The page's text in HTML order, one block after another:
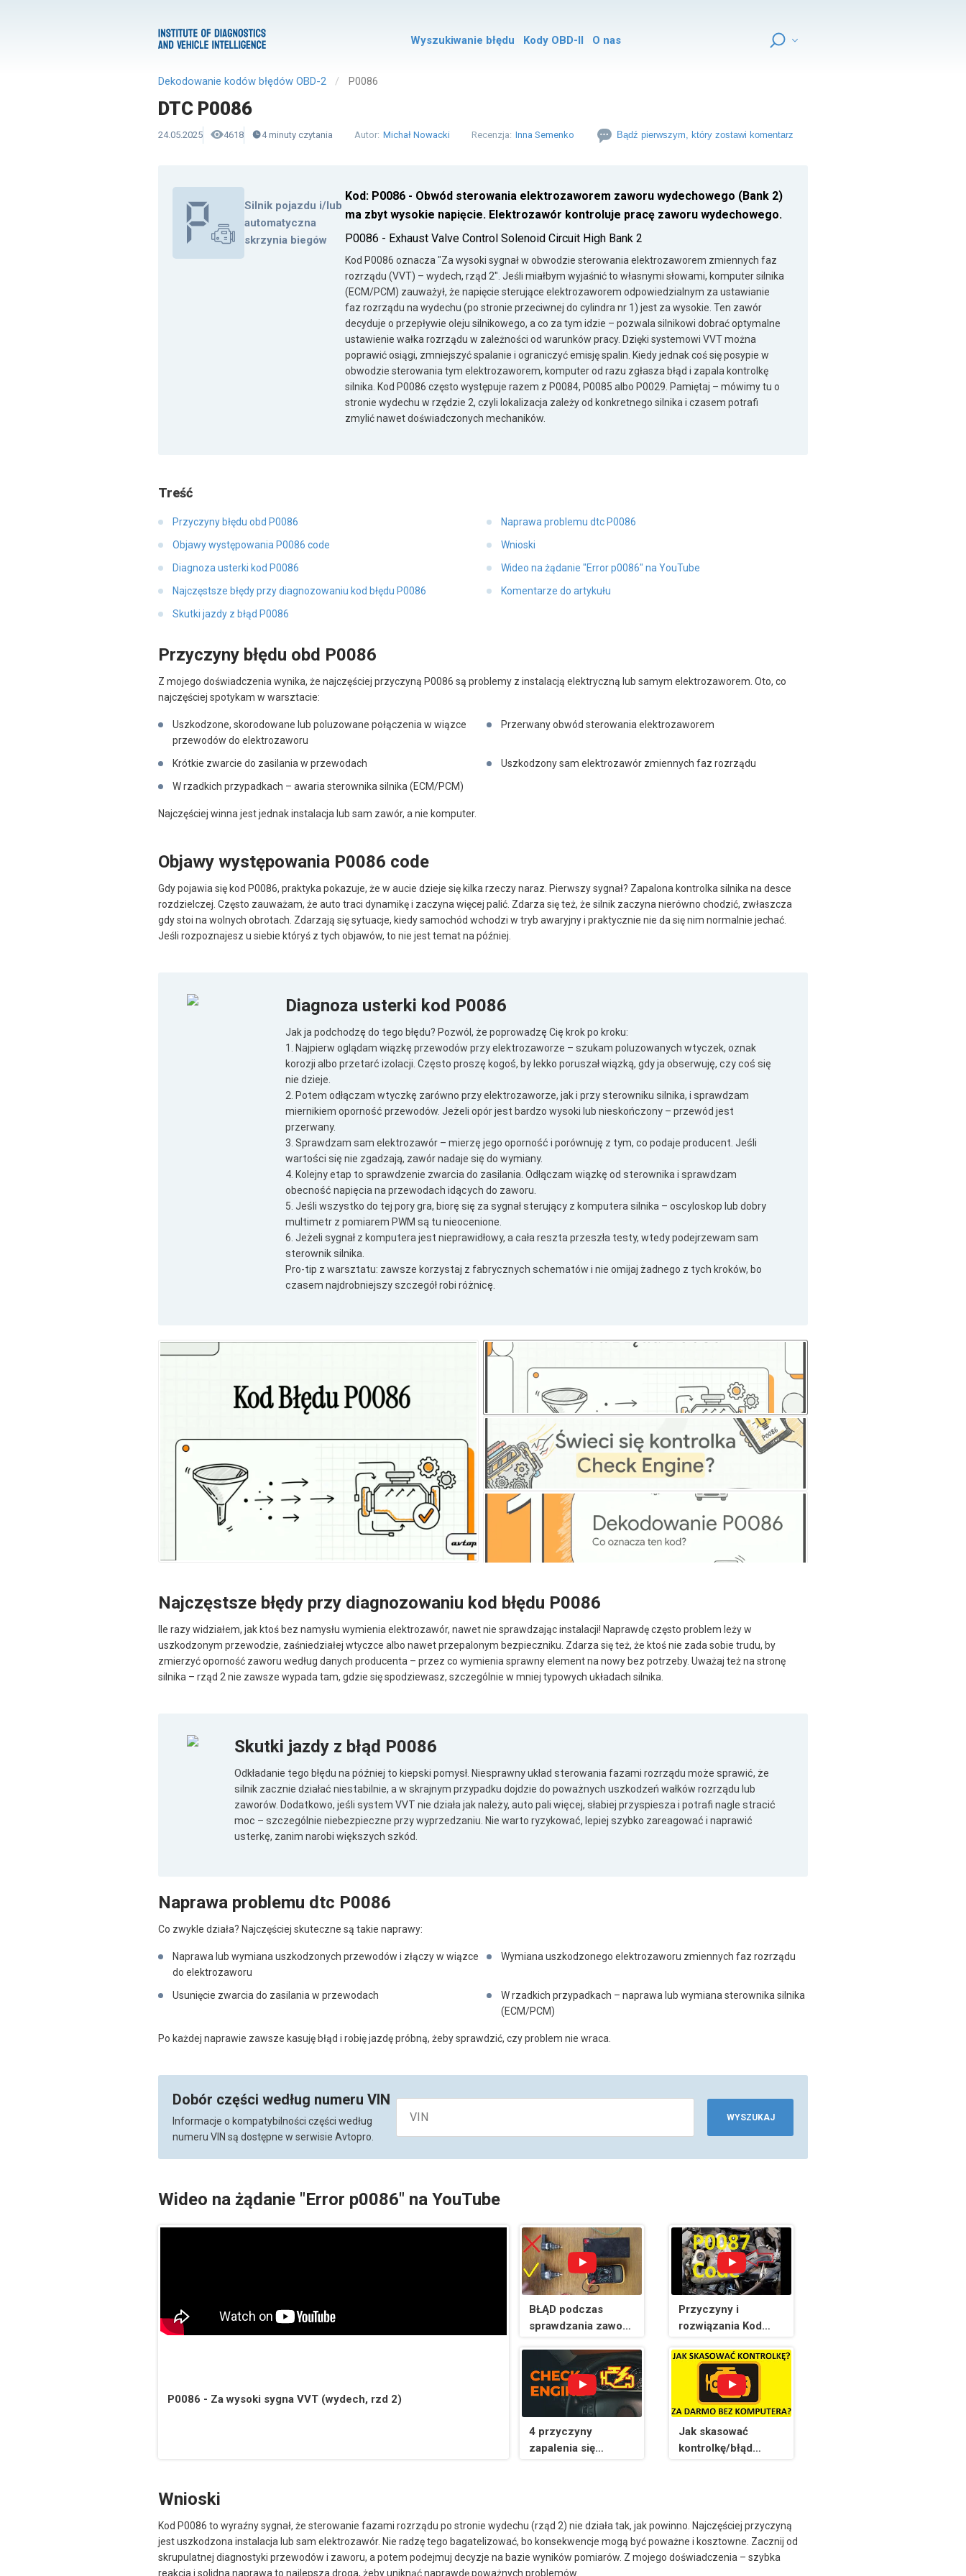
Wyszukiwanie błędu Kody OBD-II O nas
Dekodowanie kodów błędów OBD-2 P0086
DTC P0086
24.05.2025 4618 4 minuty czytania Autor: Michał Nowacki Recenzja: Inna Semenko Bądź pierwszym, który zostawi komentarz
Silnik pojazdu i/lub
automatyczna
skrzynia biegów
Kod: P0086 - Obwód sterowania elektrozaworem zaworu wydechowego (Bank 2)
ma zbyt wysokie napięcie. Elektrozawór kontroluje pracę zaworu wydechowego.
P0086 - Exhaust Valve Control Solenoid Circuit High Bank 2
Kod P0086 oznacza "Za wysoki sygnał w obwodzie sterowania elektrozaworem zmiennych faz
rozrządu (VVT) – wydech, rząd 2". Jeśli miałbym wyjaśnić to własnymi słowami, komputer silnika
(ECM/PCM) zauważył, że napięcie sterujące elektrozaworem odpowiedzialnym za ustawianie
faz rozrządu na wydechu (po stronie przeciwnej do cylindra nr 1) jest za wysokie. Ten zawór
decyduje o przepływie oleju silnikowego, a co za tym idzie – pozwala silnikowi dobrać optymalne
ustawienie wałka rozrządu w zależności od warunków pracy. Dzięki systemowi VVT można
poprawić osiągi, zmniejszyć spalanie i ograniczyć emisję spalin. Kiedy jednak coś się posypie w
obwodzie sterowania tym elektrozaworem, komputer od razu zgłasza błąd i zapala kontrolkę
silnika. Kod P0086 często występuje razem z P0084, P0085 albo P0029. Pamiętaj – mówimy tu o
stronie wydechu w rzędzie 2, czyli lokalizacja zależy od konkretnego silnika i czasem potrafi
zmylić nawet doświadczonych mechaników.
Treść
Przyczyny błędu obd P0086
Objawy występowania P0086 code
Diagnoza usterki kod P0086
Najczęstsze błędy przy diagnozowaniu kod błędu P0086
Skutki jazdy z błąd P0086
Naprawa problemu dtc P0086
Wnioski
Wideo na żądanie "Error p0086" na YouTube
Komentarze do artykułu
Przyczyny błędu obd P0086
Z mojego doświadczenia wynika, że najczęściej przyczyną P0086 są problemy z instalacją elektryczną lub samym elektrozaworem. Oto, co
najczęściej spotykam w warsztacie:
Uszkodzone, skorodowane lub poluzowane połączenia w wiązce
przewodów do elektrozaworu
Przerwany obwód sterowania elektrozaworem
Krótkie zwarcie do zasilania w przewodach
Uszkodzony sam elektrozawór zmiennych faz rozrządu
W rzadkich przypadkach – awaria sterownika silnika (ECM/PCM)
Najczęściej winna jest jednak instalacja lub sam zawór, a nie komputer.
Objawy występowania P0086 code
Gdy pojawia się kod P0086, praktyka pokazuje, że w aucie dzieje się kilka rzeczy naraz. Pierwszy sygnał? Zapalona kontrolka silnika na desce
rozdzielczej. Często zauważam, że auto traci dynamikę i zaczyna więcej palić. Zdarza się też, że silnik zaczyna nierówno chodzić, zwłaszcza
gdy stoi na wolnych obrotach. Zdarzają się sytuacje, kiedy samochód wchodzi w tryb awaryjny i praktycznie nie da się nim normalnie jechać.
Jeśli rozpoznajesz u siebie któryś z tych objawów, to nie jest temat na później.
Diagnoza usterki kod P0086
Jak ja podchodzę do tego błędu? Pozwól, że poprowadzę Cię krok po kroku:
1. Najpierw oglądam wiązkę przewodów przy elektrozaworze – szukam poluzowanych wtyczek, oznak
korozji albo przetarć izolacji. Często proszę kogoś, by lekko poruszał wiązką, gdy ja obserwuję, czy coś się
nie dzieje.
2. Potem odłączam wtyczkę zarówno przy elektrozaworze, jak i przy sterowniku silnika, i sprawdzam
miernikiem oporność przewodów. Jeżeli opór jest bardzo wysoki lub nieskończony – przewód jest
przerwany.
3. Sprawdzam sam elektrozawór – mierzę jego oporność i porównuję z tym, co podaje producent. Jeśli
wartości się nie zgadzają, zawór nadaje się do wymiany.
4. Kolejny etap to sprawdzenie zwarcia do zasilania. Odłączam wiązkę od sterownika i sprawdzam
obecność napięcia na przewodach idących do zaworu.
5. Jeśli wszystko do tej pory gra, biorę się za sygnał sterujący z komputera silnika – oscyloskop lub dobry
multimetr z pomiarem PWM są tu nieocenione.
6. Jeżeli sygnał z komputera jest nieprawidłowy, a cała reszta przeszła testy, wtedy podejrzewam sam
sterownik silnika.
Pro-tip z warsztatu: zawsze korzystaj z fabrycznych schematów i nie omijaj żadnego z tych kroków, bo
czasem najdrobniejszy szczegół robi różnicę.
Najczęstsze błędy przy diagnozowaniu kod błędu P0086
Ile razy widziałem, jak ktoś bez namysłu wymienia elektrozawór, nawet nie sprawdzając instalacji! Naprawdę często problem leży w
uszkodzonym przewodzie, zaśniedziałej wtyczce albo nawet przepalonym bezpieczniku. Zdarza się też, że ktoś nie zada sobie trudu, by
zmierzyć oporność zaworu według danych producenta – przez co wymienia sprawny element na nowy bez potrzeby. Uważaj też na stronę
silnika – rząd 2 nie zawsze wypada tam, gdzie się spodziewasz, szczególnie w mniej typowych układach silnika.
Skutki jazdy z błąd P0086
Odkładanie tego błędu na później to kiepski pomysł. Niesprawny układ sterowania fazami rozrządu może sprawić, że
silnik zacznie działać niestabilnie, a w skrajnym przypadku dojdzie do poważnych uszkodzeń wałków rozrządu lub
zaworów. Dodatkowo, jeśli system VVT nie działa jak należy, auto pali więcej, słabiej przyspiesza i potrafi nagle stracić
moc – szczególnie niebezpieczne przy wyprzedzaniu. Nie warto ryzykować, lepiej szybko zareagować i naprawić
usterkę, zanim narobi większych szkód.
Naprawa problemu dtc P0086
Co zwykle działa? Najczęściej skuteczne są takie naprawy:
Naprawa lub wymiana uszkodzonych przewodów i złączy w wiązce
do elektrozaworu
Wymiana uszkodzonego elektrozaworu zmiennych faz rozrządu
Usunięcie zwarcia do zasilania w przewodach
W rzadkich przypadkach – naprawa lub wymiana sterownika silnika
(ECM/PCM)
Po każdej naprawie zawsze kasuję błąd i robię jazdę próbną, żeby sprawdzić, czy problem nie wraca.
Dobór części według numeru VIN
Informacje o kompatybilności części według
numeru VIN są dostępne w serwisie Avtopro.
WYSZUKAJ
Wideo na żądanie "Error p0086" na YouTube
P0086 - Za wysoki sygna VVT (wydech, rzd 2)
BŁĄD podczas
sprawdzania zaworu
paliwa Common Rail
TYLKO za pomocą
MULTIMETRU
Przyczyny i
rozwiązania Kod
ciśnienie w szynie
paliwowej/układzie
4 przyczyny
zapalenia się
Jak skasować
kontrolkę/błąd
błędu?
Wnioski
Kod P0086 to wyraźny sygnał, że sterowanie fazami rozrządu po stronie wydechu (rząd 2) nie działa tak, jak powinno. Najczęściej przyczyną
jest uszkodzona instalacja lub sam elektrozawór. Nie radzę tego bagatelizować, bo konsekwencje mogą być poważne i kosztowne. Zacznij od
skrupulatnej diagnostyki przewodów i zaworu, a potem podejmuj decyzje na bazie wyników pomiarów. Z mojego doświadczenia – szybka
reakcja i solidna naprawa to najlepsza droga, żeby uniknąć naprawdę poważnych problemów.